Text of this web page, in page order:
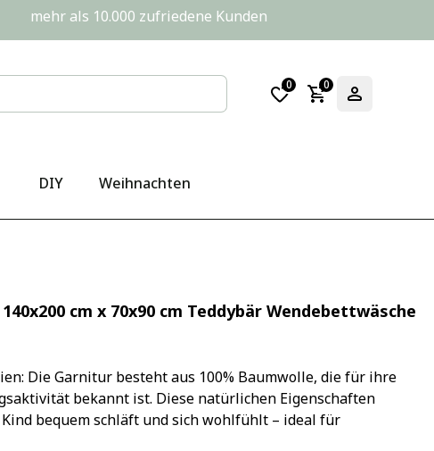
mehr als 10.000 zufriedene Kunden
0 0
DIY Weihnachten
cm x 70x90 cm Teddybär Wendebettwäsche
Die Garnitur besteht aus 100% Baumwolle, die für ihre
bekannt ist. Diese natürlichen Eigenschaften
bequem schläft und sich wohlfühlt – ideal für